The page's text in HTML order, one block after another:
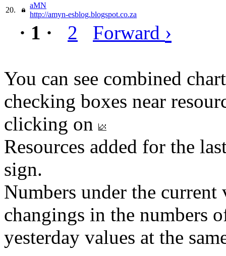
20.
aMN
http://amyn-esblog.blogspot.co.za
· 1 · 2 Forward ›
You can see combined
checking boxes near
clicking on
Resources added for the
sign.
Numbers under the
changings in the numbers
yesterday values at the